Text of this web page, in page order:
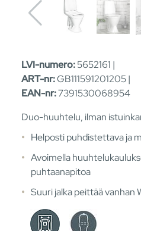
LVI-numero:5652161 |
ART-nr:GB111591201205 |
EAN-nr:7391530068954
Duo-huuhtelu, ilman
Helposti puhdistettava ja
Avoimella
puhtaanapitoa
Suuri jalka peittää vanhan